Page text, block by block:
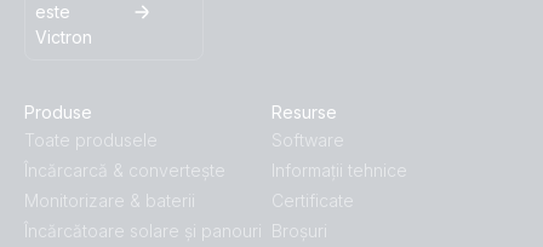
este
Victron
Produse
Toate produsele
Încărcarcă & convertește
Monitorizare & baterii
Încărcătoare solare și panouri
Resurse
Software
Informații tehnice
Certificate
Broșuri